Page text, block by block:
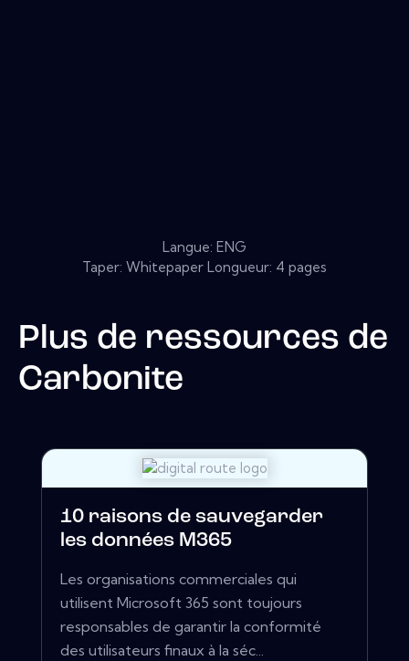
Langue: ENG
Taper: Whitepaper Longueur: 4 pages
Plus de ressources de
Carbonite
10 raisons de sauvegarder
les données M365
Les organisations commerciales qui
utilisent Microsoft 365 sont toujours
responsables de garantir la conformité
des utilisateurs finaux à la séc...